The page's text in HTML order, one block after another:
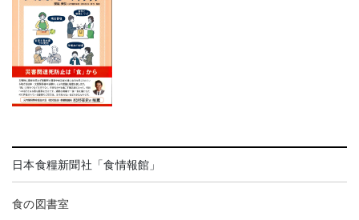
日本食糧新聞社「食情報館」
食の図書室